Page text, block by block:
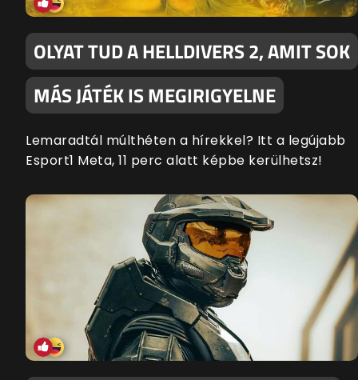
OLYAT TUD A HELLDIVERS 2, AMIT SOK
MÁS JÁTÉK IS MEGIRIGYELNE
Lemaradtál múlthéten a hírekkel? Itt a legújabb
Esport1 Meta, 11 perc alatt képbe kerülhetsz!